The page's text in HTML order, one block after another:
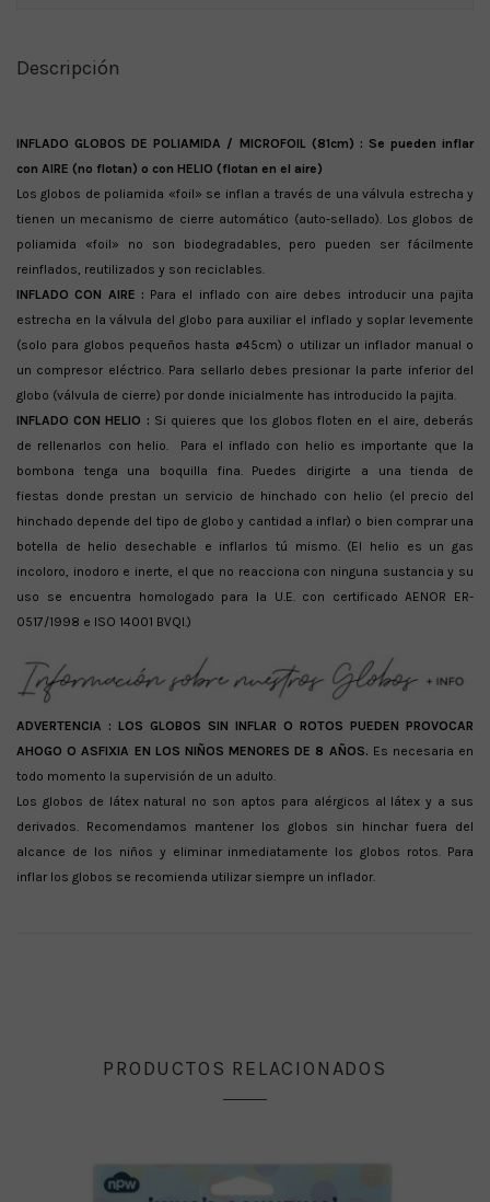
Descripción
INFLADO GLOBOS DE POLIAMIDA / MICROFOIL (81cm) : Se pueden inflar
con AIRE (no flotan) o con HELIO (flotan en el aire)
Los globos de poliamida «foil» se inflan a través de una válvula estrecha y
tienen un mecanismo de cierre automático (auto-sellado). Los globos de
poliamida «foil» no son biodegradables, pero pueden ser fácilmente
reinflados, reutilizados y son reciclables.
INFLADO CON AIRE : Para el inflado con aire debes introducir una pajita
estrecha en la válvula del globo para auxiliar el inflado y soplar levemente
(solo para globos pequeños hasta ø45cm) o utilizar un inflador manual o
un compresor eléctrico. Para sellarlo debes presionar la parte inferior del
globo (válvula de cierre) por donde inicialmente has introducido la pajita.
INFLADO CON HELIO : Si quieres que los globos floten en el aire, deberás
de rellenarlos con helio. Para el inflado con helio es importante que la
bombona tenga una boquilla fina. Puedes dirigirte a una tienda de
fiestas donde prestan un servicio de hinchado con helio (el precio del
hinchado depende del tipo de globo y cantidad a inflar) o bien comprar una
botella de helio desechable e inflarlos tú mismo. (El helio es un gas
incoloro, inodoro e inerte, el que no reacciona con ninguna sustancia y su
uso se encuentra homologado para la U.E. con certificado AENOR ER-
0517/1998 e ISO 14001 BVQI.)
ADVERTENCIA : LOS GLOBOS SIN INFLAR O ROTOS PUEDEN PROVOCAR
AHOGO O ASFIXIA EN LOS NIÑOS MENORES DE 8 AÑOS. Es necesaria en
todo momento la supervisión de un adulto.
Los globos de látex natural no son aptos para alérgicos al látex y a sus
derivados. Recomendamos mantener los globos sin hinchar fuera del
alcance de los niños y eliminar inmediatamente los globos rotos. Para
inflar los globos se recomienda utilizar siempre un inflador.
PRODUCTOS RELACIONADOS